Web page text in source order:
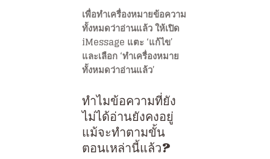
เพื่อทำเครื่องหมายข้อความ
ทั้งหมดว่าอ่านแล้ว ให้เปิด
iMessage แตะ ‘แก้ไข’
และเลือก ‘ทำเครื่องหมาย
ทั้งหมดว่าอ่านแล้ว’
ทำไมข้อความที่ยัง
ไม่ได้อ่านยังคงอยู่
แม้จะทำตามขั้น
ตอนเหล่านี้แล้ว?